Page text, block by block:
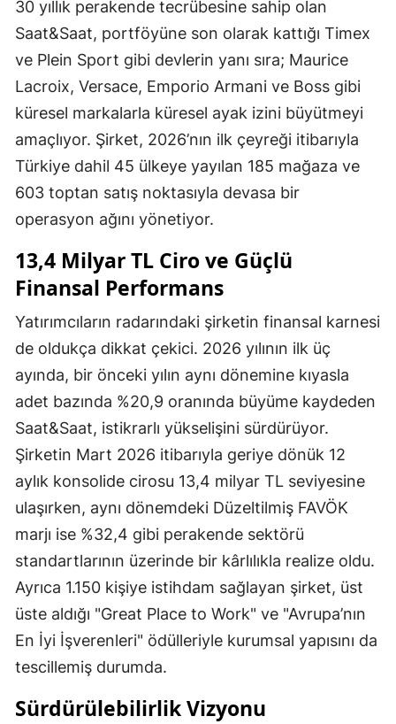
30 yıllık perakende tecrübesine sahip olan
Saat&Saat, portföyüne son olarak kattığı Timex
ve Plein Sport gibi devlerin yanı sıra; Maurice
Lacroix, Versace, Emporio Armani ve Boss gibi
küresel markalarla küresel ayak izini büyütmeyi
amaçlıyor. Şirket, 2026’nın ilk çeyreği itibarıyla
Türkiye dahil 45 ülkeye yayılan 185 mağaza ve
603 toptan satış noktasıyla devasa bir
operasyon ağını yönetiyor.
13,4 Milyar TL Ciro ve Güçlü
Finansal Performans
Yatırımcıların radarındaki şirketin finansal karnesi
de oldukça dikkat çekici. 2026 yılının ilk üç
ayında, bir önceki yılın aynı dönemine kıyasla
adet bazında %20,9 oranında büyüme kaydeden
Saat&Saat, istikrarlı yükselişini sürdürüyor.
Şirketin Mart 2026 itibarıyla geriye dönük 12
aylık konsolide cirosu 13,4 milyar TL seviyesine
ulaşırken, aynı dönemdeki Düzeltilmiş FAVÖK
marjı ise %32,4 gibi perakende sektörü
standartlarının üzerinde bir kârlılıkla realize oldu.
Ayrıca 1.150 kişiye istihdam sağlayan şirket, üst
üste aldığı "Great Place to Work" ve "Avrupa’nın
En İyi İşverenleri" ödülleriyle kurumsal yapısını da
tescillemiş durumda.
Sürdürülebilirlik Vizyonu